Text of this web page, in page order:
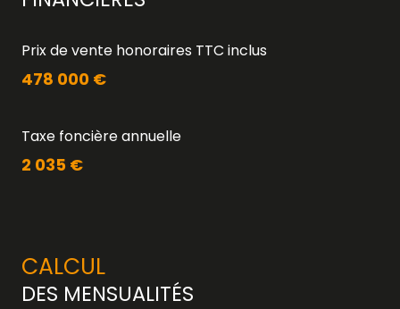
Prix de vente honoraires TTC inclus
478 000 €
Taxe foncière annuelle
2 035 €
CALCUL
DES MENSUALITÉS